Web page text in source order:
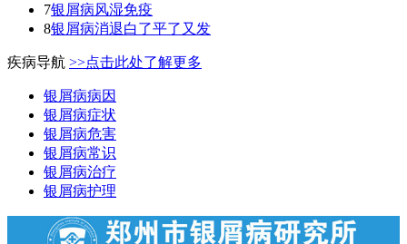
7银屑病风湿免疫
8银屑病消退白了平了又发
疾病导航 >>点击此处了解更多
银屑病病因
银屑病症状
银屑病危害
银屑病常识
银屑病治疗
银屑病护理